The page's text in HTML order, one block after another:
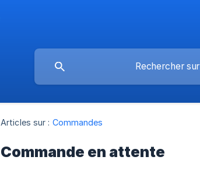
Articles sur : Commandes
Commande en attente